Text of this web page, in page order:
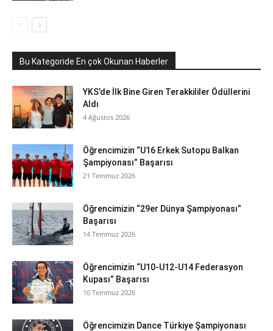
Bu Kategoride En çok Okunan Haberler
YKS’de İlk Bine Giren Terakkililer Ödüllerini
Aldı
4 Ağustos 2026
Öğrencimizin “U16 Erkek Sutopu Balkan
Şampiyonası” Başarısı
21 Temmuz 2026
Öğrencimizin “29er Dünya Şampiyonası”
Başarısı
14 Temmuz 2026
Öğrencimizin “U10-U12-U14 Federasyon
Kupası” Başarısı
10 Temmuz 2026
Öğrencimizin Dance Türkiye Şampiyonası